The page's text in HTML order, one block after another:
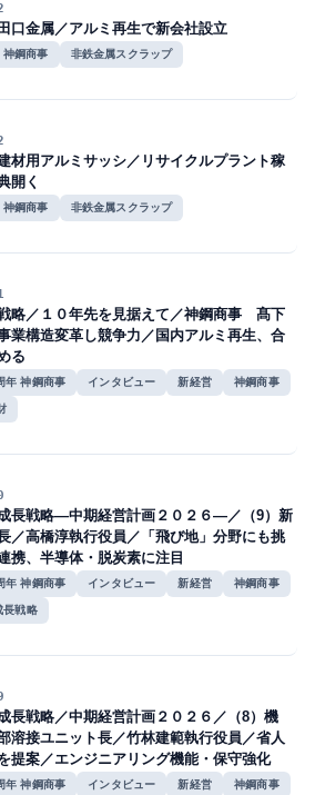
口金属／アルミ再生で新会社設立
神鋼商事 非鉄金属スクラップ
材用アルミサッシ／リサイクルプラント稼
開く
神鋼商事 非鉄金属スクラップ
略／１０年先を見据えて／神鋼商事 髙下
業構造変革し競争力／国内アルミ再生、合
る
年 神鋼商事 インタビュー 新経営 神鋼商事
長戦略―中期経営計画２０２６―／（9）新
／高橋淳執行役員／「飛び地」分野にも挑
携、半導体・脱炭素に注目
年 神鋼商事 インタビュー 新経営 神鋼商事
長戦略
長戦略／中期経営計画２０２６／（8）機
溶接ユニット長／竹林建範執行役員／省人
提案／エンジニアリング機能・保守強化
年 神鋼商事 インタビュー 新経営 神鋼商事